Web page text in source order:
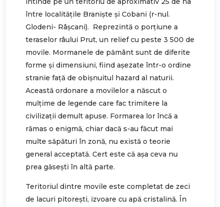
între localitățile Braniște și Cobani (r-nul.
Glodeni- Râșcani). Reprezintă o porțiune a
teraselor râului Prut, un relief cu peste 3 500 de
movile. Mormanele de pământ sunt de diferite
forme și dimensiuni, fiind așezate într-o ordine
stranie față de obișnuitul hazard al naturii.
Această ordonare a movilelor a născut o
mulțime de legende care fac trimitere la
civilizații demult apuse. Formarea lor încă a
rămas o enigmă, chiar dacă s-au făcut mai
multe săpături în zonă, nu există o teorie
general acceptată. Cert este că așa ceva nu
prea găsești în altă parte.
Teritoriul dintre movile este completat de zeci
de lacuri pitorești, izvoare cu apă cristalină. În